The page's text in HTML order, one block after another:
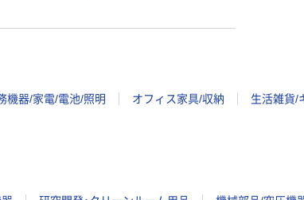
機器/家電/電池/照明 オフィス家具/収納 生活雑貨/